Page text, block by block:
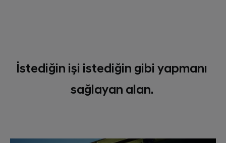
İstediğin işi istediğin gibi yapmanı
sağlayan alan.